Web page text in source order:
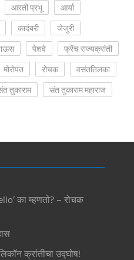
आरती प्रभू
आर्या
कादंबरी
जेजुरी
पेशवे
फ्रेंच राज्यक्रांती
मोरोपंत रोचक
वसंततिलका
तुकाराम
संत तुकाराम महाराज
का म्हणतो? – रोचक
क्रांतीचा उद्घोष!